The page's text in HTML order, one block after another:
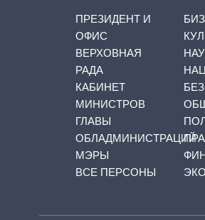
ПРЕЗИДЕНТ И
ОФИС
ВЕРХОВНАЯ
РАДА
КАБИНЕТ
МИНИСТРОВ
ГЛАВЫ
ОБЛАДМИНИСТРАЦИЙ
МЭРЫ
ВСЕ ПЕРСОНЫ